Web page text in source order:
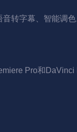
转字幕、智能调
Pro和